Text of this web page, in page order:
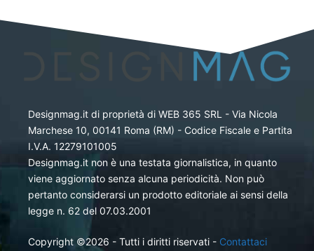
Designmag.it di proprietà di WEB 365 SRL - Via Nicola
Marchese 10, 00141 Roma (RM) - Codice Fiscale e Partita
I.V.A. 12279101005
Designmag.it non è una testata giornalistica, in quanto
viene aggiornato senza alcuna periodicità. Non può
pertanto considerarsi un prodotto editoriale ai sensi della
legge n. 62 del 07.03.2001
Copyright ©2026 - Tutti i diritti riservati - Contattaci